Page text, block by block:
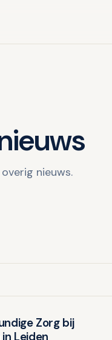
nieuws.
Zorg bij
Leiden